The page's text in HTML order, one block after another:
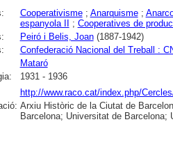
Cooperativisme; Anarquisme;
espanyola II
; Cooperatives de
Peiró i Belis, Joan(1887-1942)
Confederació Nacional del Treball :
Mataró
1931 - 1936
http://www.raco.cat/index.php/
Arxiu Històric de la Ciutat de
Barcelona; Universitat de Barcelona;